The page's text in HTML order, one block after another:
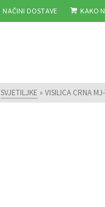
NAČINI DOSTAVE KAKO
SVJETILJKE » VISILICA CRNA